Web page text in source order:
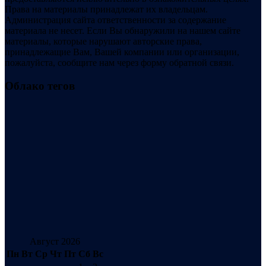
Права на материалы принадлежат их владельцам.
Администрация сайта ответственности за содержание
материала не несет. Если Вы обнаружили на нашем сайте
материалы, которые нарушают авторские права,
принадлежащие Вам, Вашей компании или организации,
пожалуйста, сообщите нам через форму обратной связи.
Облако тегов
Август 2026
Пн Вт Ср Чт Пт Сб Вс